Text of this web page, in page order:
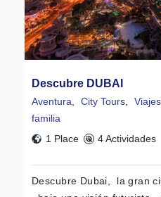
Descubre DUBAI
Aventura City Tours
familia
1 Place
4 Actividades
Descubre Dubai, la gran